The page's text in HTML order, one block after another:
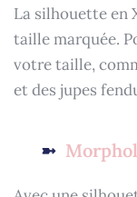
La silhouette en
taille marquée.
votre taille,
et des jupes